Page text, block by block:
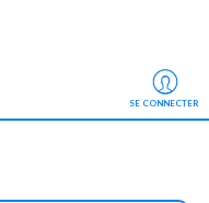
SE CONNECTER